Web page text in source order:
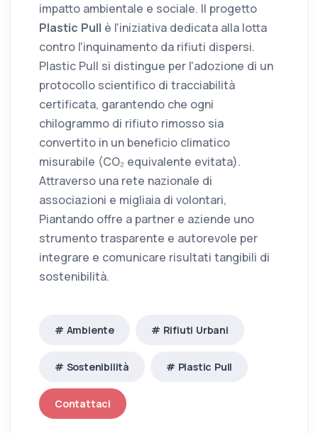
impatto ambientale e sociale. Il progetto
Plastic Pull è l'iniziativa dedicata alla lotta
contro l'inquinamento da rifiuti dispersi.
Plastic Pull si distingue per l'adozione di un
protocollo scientifico di tracciabilità
certificata, garantendo che ogni
chilogrammo di rifiuto rimosso sia
convertito in un beneficio climatico
misurabile (CO₂ equivalente evitata).
Attraverso una rete nazionale di
associazioni e migliaia di volontari,
Piantando offre a partner e aziende uno
strumento trasparente e autorevole per
integrare e comunicare risultati tangibili di
sostenibilità.
# Ambiente # Rifiuti Urbani
# Sostenibilità # Plastic Pull
Contattaci